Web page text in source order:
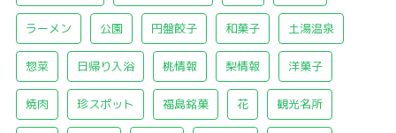
ラーメン 公園 円盤餃子 和菓子 土湯温泉
惣菜 日帰り入浴 桃情報 梨情報 洋菓子
焼肉 珍スポット 福島銘菓 花 観光名所